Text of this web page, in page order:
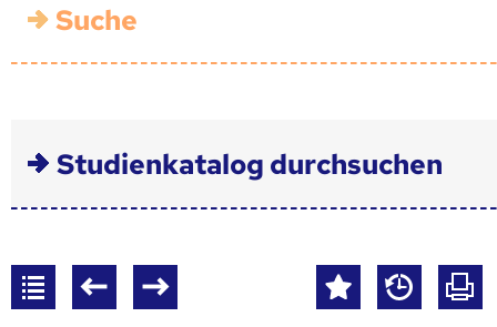
Suche
Studienkatalog durchsuchen